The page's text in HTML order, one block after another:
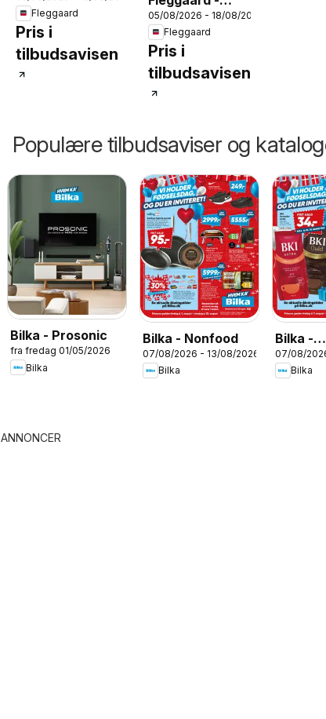
Fleggaard
Pris i
tilbudsavisen
Hverdagsfavoritter
05/08/2026 - 18/08/2026
Fleggaard
Pris i
tilbudsavisen
Populære tilbudsaviser og
Bilka - Prosonic
fra fredag 01/05/2026
Bilka
Bilka - Nonfood
07/08/2026 - 13/08/2026
Bilka
Bilka -
33
07/08/
Bilka
ANNONCER